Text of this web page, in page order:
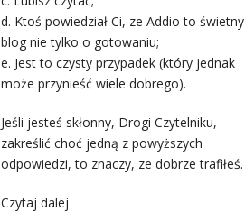
d. Ktoś powiedział Ci, ze Addio to świetny
blog nie tylko o gotowaniu;
e. Jest to czysty przypadek (który jednak
może przynieść wiele dobrego).
Jeśli jesteś skłonny, Drogi Czytelniku,
zakreślić choć jedną z powyższych
odpowiedzi, to znaczy, ze dobrze trafiłeś.
Czytaj dalej